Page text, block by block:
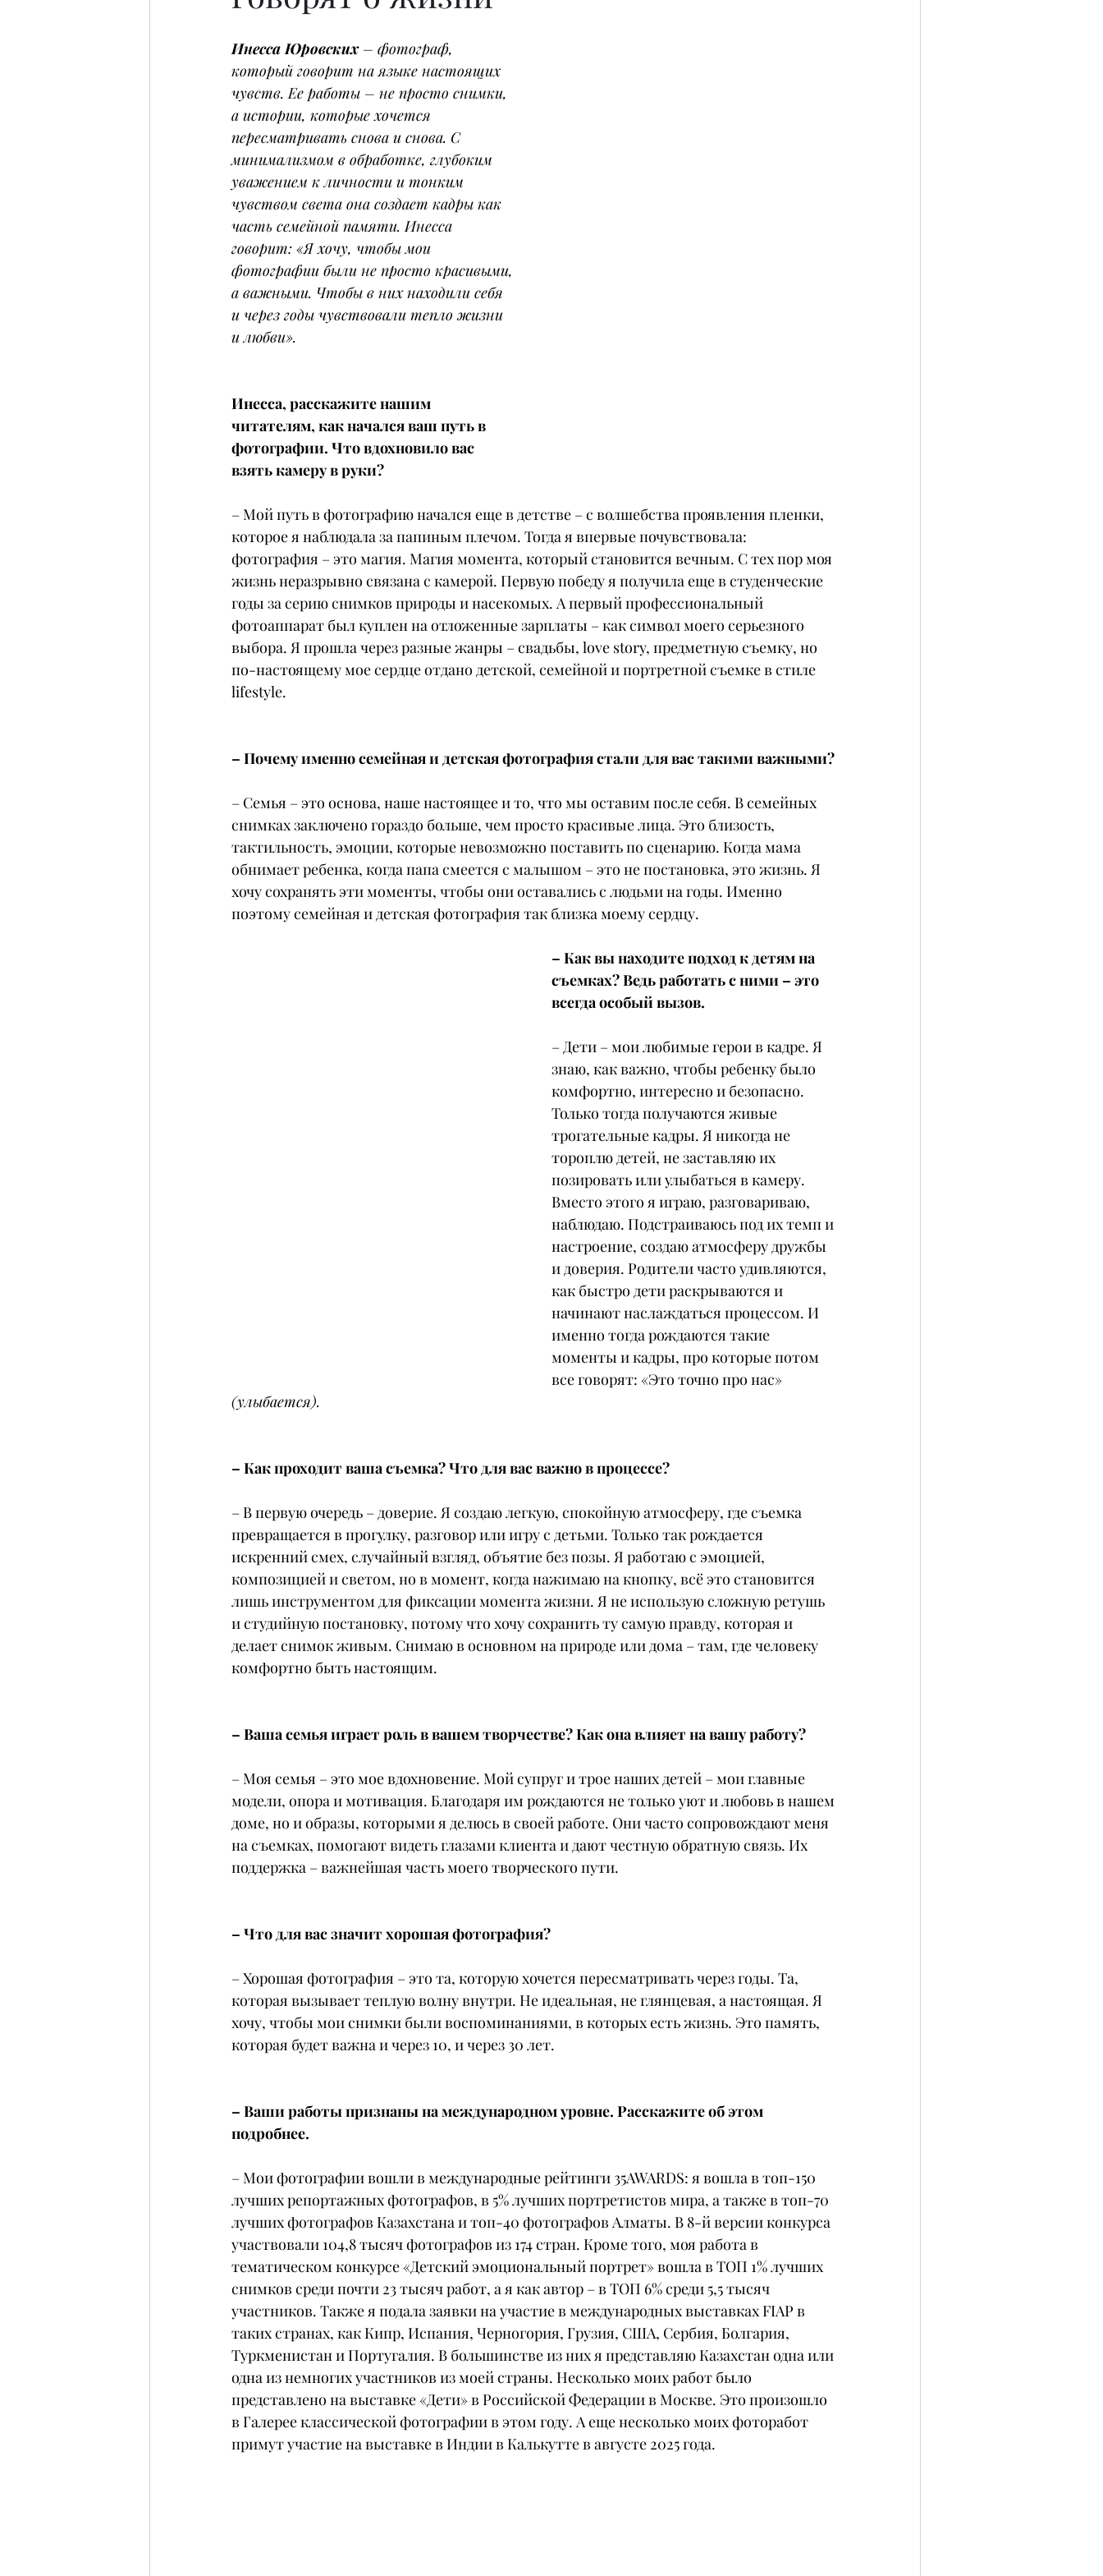
Инесса Юровских – фотограф,
который говорит на языке настоящих
чувств. Ее работы – не просто снимки,
а истории, которые хочется
пересматривать снова и снова. С
минимализмом в обработке, глубоким
уважением к личности и тонким
чувством света она создает кадры как
часть семейной памяти. Инесса
говорит: «Я хочу, чтобы мои
фотографии были не просто красивыми,
а важными. Чтобы в них находили себя
и через годы чувствовали тепло жизни
и любви».
Инесса, расскажите нашим
читателям, как начался ваш путь в
фотографии. Что вдохновило вас
взять камеру в руки?
– Мой путь в фотографию начался еще в детстве – с волшебства проявления пленки,
которое я наблюдала за папиным плечом. Тогда я впервые почувствовала:
фотография – это магия. Магия момента, который становится вечным. С тех пор моя
жизнь неразрывно связана с камерой. Первую победу я получила еще в студенческие
годы за серию снимков природы и насекомых. А первый профессиональный
фотоаппарат был куплен на отложенные зарплаты – как символ моего серьезного
выбора. Я прошла через разные жанры – свадьбы, love story, предметную съемку, но
по-настоящему мое сердце отдано детской, семейной и портретной съемке в стиле
lifestyle.
– Почему именно семейная и детская фотография стали для вас такими важными?
– Семья – это основа, наше настоящее и то, что мы оставим после себя. В семейных
снимках заключено гораздо больше, чем просто красивые лица. Это близость,
тактильность, эмоции, которые невозможно поставить по сценарию. Когда мама
обнимает ребенка, когда папа смеется с малышом – это не постановка, это жизнь. Я
хочу сохранять эти моменты, чтобы они оставались с людьми на годы. Именно
поэтому семейная и детская фотография так близка моему сердцу.
– Как вы находите подход к детям на
съемках? Ведь работать с ними – это
всегда особый вызов.
– Дети – мои любимые герои в кадре. Я
знаю, как важно, чтобы ребенку было
комфортно, интересно и безопасно.
Только тогда получаются живые
трогательные кадры. Я никогда не
тороплю детей, не заставляю их
позировать или улыбаться в камеру.
Вместо этого я играю, разговариваю,
наблюдаю. Подстраиваюсь под их темп и
настроение, создаю атмосферу дружбы
и доверия. Родители часто удивляются,
как быстро дети раскрываются и
начинают наслаждаться процессом. И
именно тогда рождаются такие
моменты и кадры, про которые потом
все говорят: «Это точно про нас»
(улыбается).
– Как проходит ваша съемка? Что для вас важно в процессе?
– В первую очередь – доверие. Я создаю легкую, спокойную атмосферу, где съемка
превращается в прогулку, разговор или игру с детьми. Только так рождается
искренний смех, случайный взгляд, объятие без позы. Я работаю с эмоцией,
композицией и светом, но в момент, когда нажимаю на кнопку, всё это становится
лишь инструментом для фиксации момента жизни. Я не использую сложную ретушь
и студийную постановку, потому что хочу сохранить ту самую правду, которая и
делает снимок живым. Снимаю в основном на природе или дома – там, где человеку
комфортно быть настоящим.
– Ваша семья играет роль в вашем творчестве? Как она влияет на вашу работу?
– Моя семья – это мое вдохновение. Мой супруг и трое наших детей – мои главные
модели, опора и мотивация. Благодаря им рождаются не только уют и любовь в нашем
доме, но и образы, которыми я делюсь в своей работе. Они часто сопровождают меня
на съемках, помогают видеть глазами клиента и дают честную обратную связь. Их
поддержка – важнейшая часть моего творческого пути.
– Что для вас значит хорошая фотография?
– Хорошая фотография – это та, которую хочется пересматривать через годы. Та,
которая вызывает теплую волну внутри. Не идеальная, не глянцевая, а настоящая. Я
хочу, чтобы мои снимки были воспоминаниями, в которых есть жизнь. Это память,
которая будет важна и через 10, и через 30 лет.
– Ваши работы признаны на международном уровне. Расскажите об этом
подробнее.
– Мои фотографии вошли в международные рейтинги 35AWARDS: я вошла в топ-150
лучших репортажных фотографов, в 5% лучших портретистов мира, а также в топ-70
лучших фотографов Казахстана и топ-40 фотографов Алматы. В 8-й версии конкурса
участвовали 104,8 тысяч фотографов из 174 стран. Кроме того, моя работа в
тематическом конкурсе «Детский эмоциональный портрет» вошла в ТОП 1% лучших
снимков среди почти 23 тысяч работ, а я как автор – в ТОП 6% среди 5,5 тысяч
участников. Также я подала заявки на участие в международных выставках FIAP в
таких странах, как Кипр, Испания, Черногория, Грузия, США, Сербия, Болгария,
Туркменистан и Португалия. В большинстве из них я представляю Казахстан одна или
одна из немногих участников из моей страны. Несколько моих работ было
представлено на выставке «Дети» в Российской Федерации в Москве. Это произошло
в Галерее классической фотографии в этом году. А еще несколько моих фоторабот
примут участие на выставке в Индии в Калькутте в августе 2025 года.